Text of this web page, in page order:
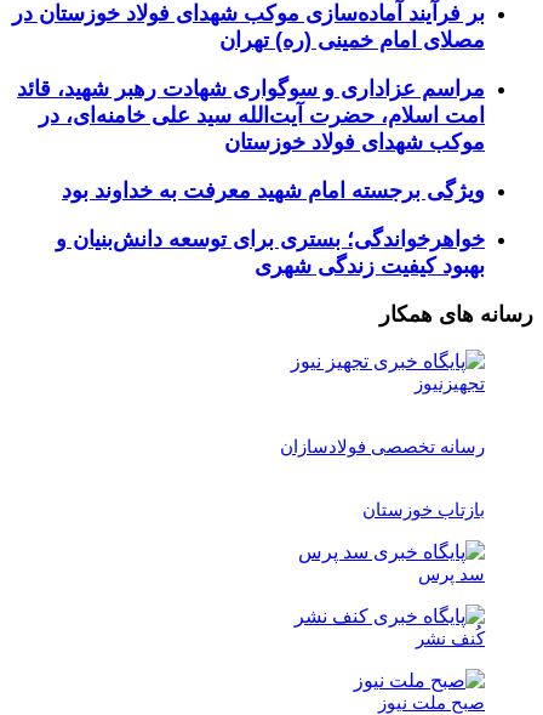
بر فرآیند آماده‌سازی موکب شهدای فولاد خوزستان در
مصلای امام خمینی (ره) تهران
مراسم عزاداری و سوگواری شهادت رهبر شهید، قائد
امت اسلام، حضرت آیت‌الله سید علی خامنه‌ای، در
موکب شهدای فولاد خوزستان
ویژگی برجسته امام شهید معرفت به خداوند بود
خواهرخواندگی؛ بستری برای توسعه دانش‌بنیان و
بهبود کیفیت زندگی شهری
رسانه های همکار
تجهیزنیوز
رسانه تخصصی فولادسازان
بازتاب خوزستان
سد پرس
کُنف نشر
صبح ملت نیوز